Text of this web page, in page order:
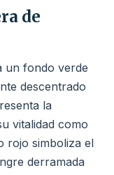
de
un fondo verde
descentrado
la
vitalidad como
rojo simboliza el
derramada